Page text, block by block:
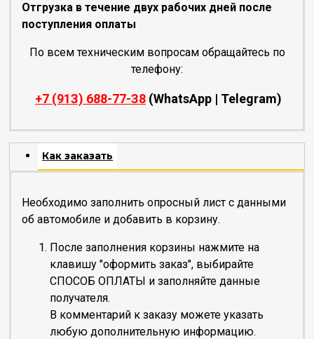
Отгрузка в течение двух рабочих дней после
поступления оплаты
По всем техническим вопросам обращайтесь по
телефону:
+7 (91З) 688-77-З8 (WhatsApp | Telegram)
Как заказать
Необходимо заполнить опросный лист с данными
об автомобиле и добавить в корзину.
После заполнения корзины нажмите на
клавишу "оформить заказ", выбирайте
СПОСОБ ОПЛАТЫ и заполняйте данные
получателя.
В комментарий к заказу можете указать
любую дополнительную информацию.